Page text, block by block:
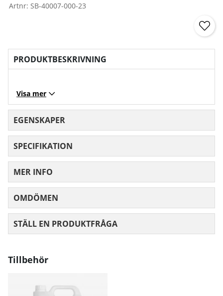
Artnr: SB-40007-000-23
PRODUKTBESKRIVNING
Visa mer
EGENSKAPER
SPECIFIKATION
MER INFO
OMDÖMEN
STÄLL EN PRODUKTFRÅGA
Tillbehör